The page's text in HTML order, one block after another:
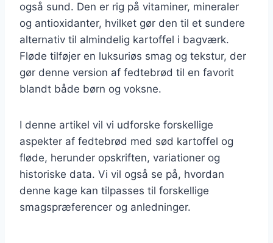
også sund. Den er rig på vitaminer, mineraler
og antioxidanter, hvilket gør den til et sundere
alternativ til almindelig kartoffel i bagværk.
Fløde tilføjer en luksuriøs smag og tekstur, der
gør denne version af fedtebrød til en favorit
blandt både børn og voksne.
I denne artikel vil vi udforske forskellige
aspekter af fedtebrød med sød kartoffel og
fløde, herunder opskriften, variationer og
historiske data. Vi vil også se på, hvordan
denne kage kan tilpasses til forskellige
smagspræferencer og anledninger.